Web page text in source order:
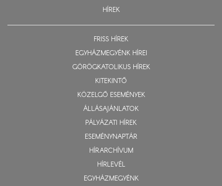
HÍREK
FRISS HÍREK
EGYHÁZMEGYÉNK HÍREI
GÖRÖGKATOLIKUS HÍREK
KITEKINTŐ
KÖZELGŐ ESEMÉNYEK
ÁLLÁSAJÁNLATOK
PÁLYÁZATI HÍREK
ESEMÉNYNAPTÁR
HÍRARCHÍVUM
HÍRLEVÉL
EGYHÁZMEGYÉNK